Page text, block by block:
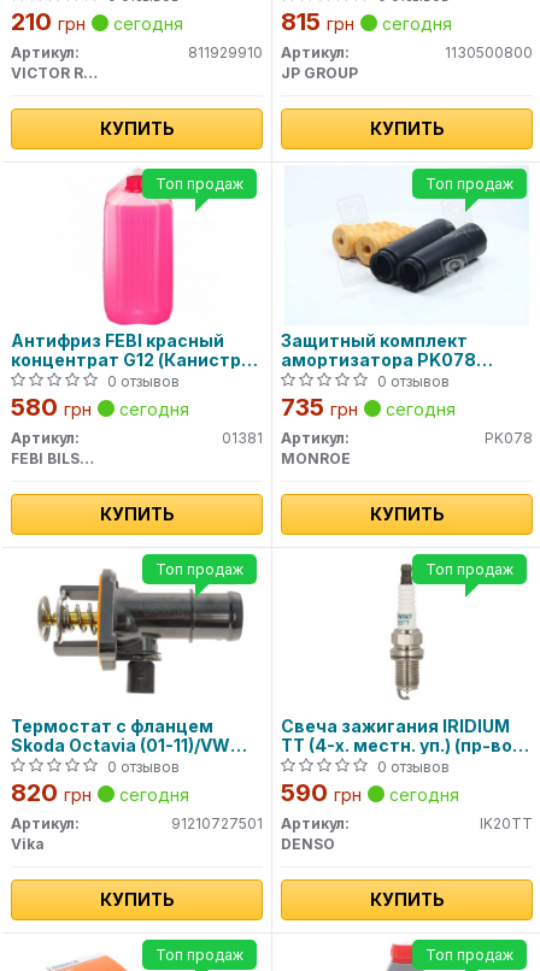
210 грн сегодня
Артикул:
811929910
VICTOR REINZ
КУПИТЬ
815 грн сегодня
Артикул:
1130500800
JP GROUP
КУПИТЬ
Антифриз FEBI красный
концентрат G12 (Канистра
1,5л)
0 отзывов
580 грн сегодня
Артикул:
01381
FEBI BILSTEIN
КУПИТЬ
Топ продаж
Защитный комплект
амортизатора PK078
MONROE
0 отзывов
735 грн сегодня
Артикул:
PK078
MONROE
КУПИТЬ
Топ продаж
Термостат с фланцем
Skoda Octavia (01-11)/VW
Golf (96-03)/Audi A3 (97-03)
(91210727501) VIKA
0 отзывов
820 грн сегодня
Артикул:
91210727501
Vika
КУПИТЬ
Топ продаж
Свеча зажигания IRIDIUM
TT (4-х. местн. уп.) (пр-во
DENSO)
0 отзывов
590 грн сегодня
Артикул:
IK20TT
DENSO
КУПИТЬ
Топ продаж
Топ продаж Топ продаж